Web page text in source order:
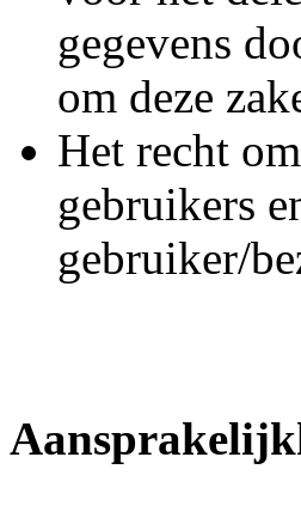
gegevens
om deze
Het recht
gebruikers
gebruiker/